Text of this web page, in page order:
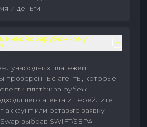
и деньги.
инвойс зарубежному
платежей
проверенные агенты, которые
платёж за рубеж.
агента и перейдите
аккаунт или оставьте заявку
выбрав SWIFT/SEPA